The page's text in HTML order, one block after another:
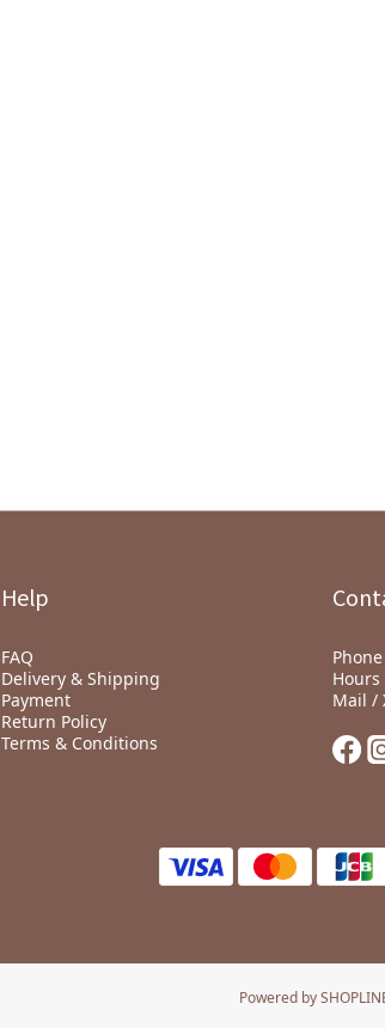
Help
FAQ
Delivery & Shipping
Payment
Return Policy
Terms & Conditions
Phone
Hours
Mail /
Powered by